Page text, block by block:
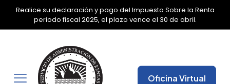
Realice su declaración y pago del Impuesto Sobre la Renta
periodo fiscal 2025, el plazo vence el 30 de abril.
✕
Oficina Virtual